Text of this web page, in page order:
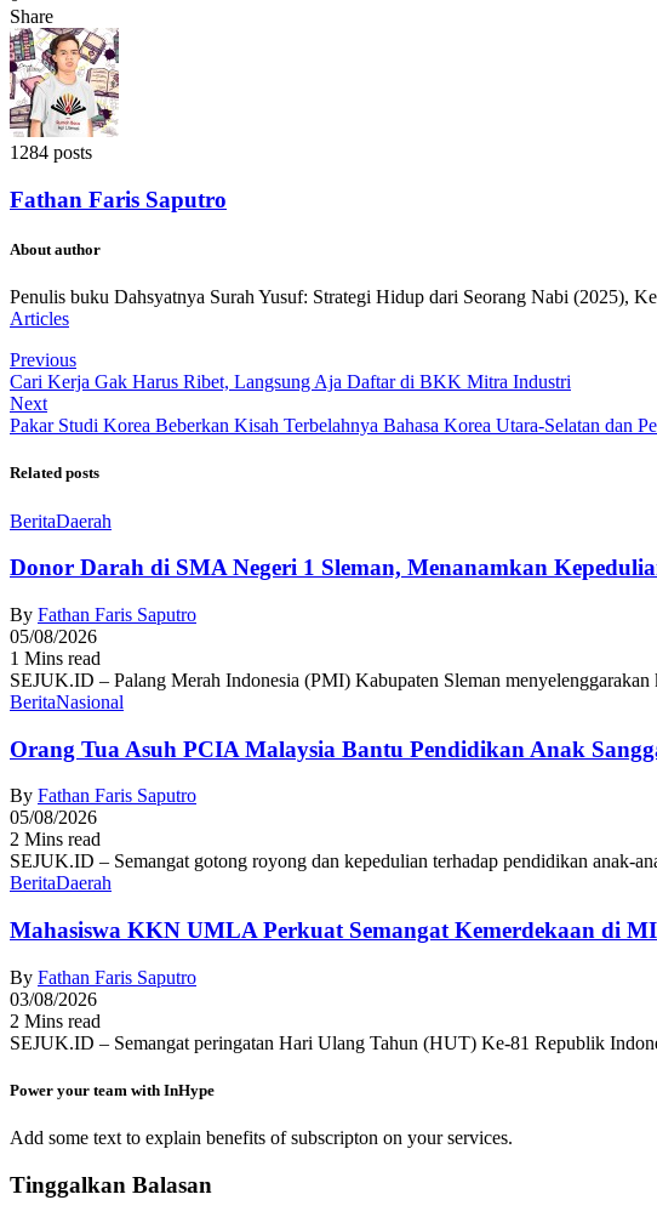
Share
1284 posts
Fathan Faris Saputro
About author
Penulis buku Dahsyatnya Surah Yusuf: Strategi Hidup dari Seorang Nabi (2025),
Articles
Previous
Cari Kerja Gak Harus Ribet, Langsung Aja Daftar di BKK Mitra Industri
Next
Pakar Studi Korea Beberkan Kisah Terbelahnya Bahasa Korea Utara-Selatan dan
Related posts
BeritaDaerah
Donor Darah di SMA Negeri 1 Sleman, Menanamkan
By Fathan Faris Saputro
05/08/2026
1 Mins read
SEJUK.ID – Palang Merah Indonesia (PMI) Kabupaten Sleman
BeritaNasional
Orang Tua Asuh PCIA Malaysia Bantu Pendidikan Anak
By Fathan Faris Saputro
05/08/2026
2 Mins read
SEJUK.ID – Semangat gotong royong dan kepedulian terhadap pendidikan
BeritaDaerah
Mahasiswa KKN UMLA Perkuat Semangat Kemerdekaan di
By Fathan Faris Saputro
03/08/2026
2 Mins read
SEJUK.ID – Semangat peringatan Hari Ulang Tahun (HUT) Ke-81 Republik
Power your team with InHype
Add some text to explain benefits of subscripton on your services.
Tinggalkan Balasan